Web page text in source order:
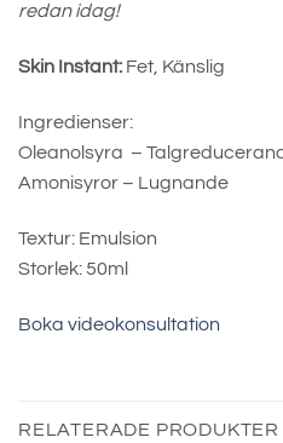
redan idag!
Skin Instant: Fet, Känslig
Ingredienser:
Oleanolsyra –
Amonisyror – Lugnande
Textur: Emulsion
Storlek: 50ml
Boka videokonsultation
RELATERADE PRODUKTER